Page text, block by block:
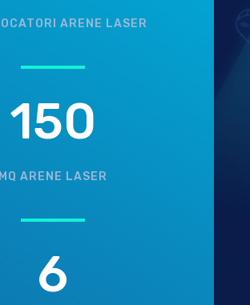
ARENE LASER
150
MQ ARENE LASER
6